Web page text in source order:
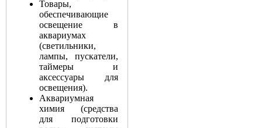
Товары,
обеспечивающие
освещение в
аквариумах
(светильники,
лампы, пускатели,
таймеры и
аксессуары для
освещения).
Аквариумная
химия (средства
для подготовки